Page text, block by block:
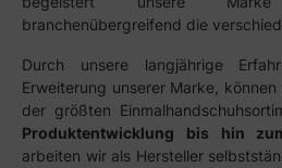
branchenübergreifend die
Durch unsere langjährige
Erweiterung unserer Marke,
der größten
Produktentwicklung bis hin
arbeiten wir als Hersteller